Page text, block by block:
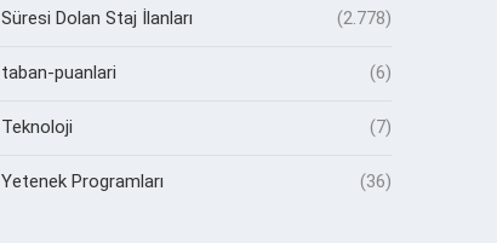
Süresi Dolan Staj İlanları (2.778)
taban-puanlari (6)
Teknoloji (7)
Yetenek Programları (36)